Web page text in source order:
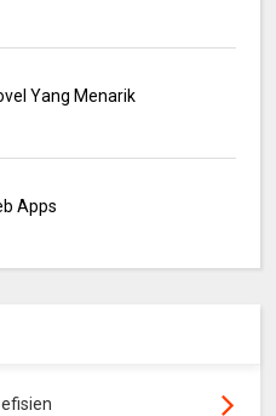
Yang Menarik
Apps